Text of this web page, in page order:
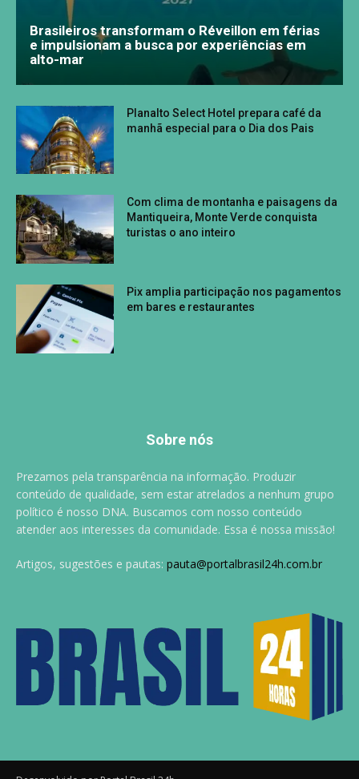
Brasileiros transformam o Réveillon em férias
e impulsionam a busca por experiências em
alto-mar
Planalto Select Hotel prepara café da
manhã especial para o Dia dos Pais
Com clima de montanha e paisagens da
Mantiqueira, Monte Verde conquista
turistas o ano inteiro
Pix amplia participação nos pagamentos
em bares e restaurantes
Sobre nós
Prezamos pela transparência na informação. Produzir
conteúdo de qualidade, sem estar atrelados a nenhum grupo
político é nosso DNA. Buscamos com nosso conteúdo
atender aos interesses da comunidade. Essa é nossa missão!
Artigos, sugestões e pautas: pauta@portalbrasil24h.com.br